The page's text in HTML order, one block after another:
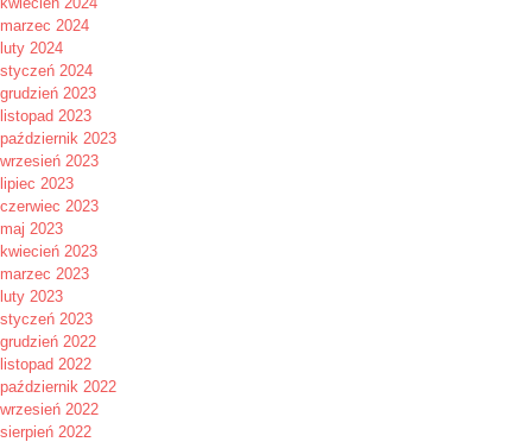
marzec 2024
luty 2024
styczeń 2024
grudzień 2023
listopad 2023
październik 2023
wrzesień 2023
lipiec 2023
czerwiec 2023
maj 2023
kwiecień 2023
marzec 2023
luty 2023
styczeń 2023
grudzień 2022
listopad 2022
październik 2022
wrzesień 2022
sierpień 2022